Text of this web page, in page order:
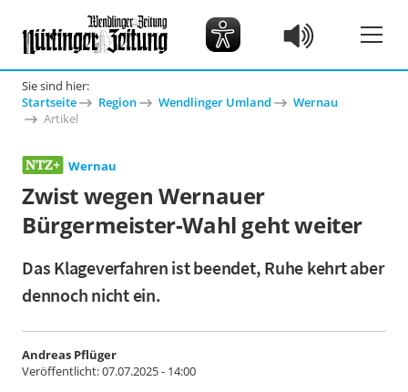
Sie sind hier:
Startseite
Region Wendlinger Umland
Wernau
Artikel
Wernau
Zwist wegen Wernauer
Bürgermeister-Wahl geht weiter
Das Klageverfahren ist beendet, Ruhe kehrt aber
dennoch nicht ein.
Andreas Pflüger
Veröffentlicht:07.07.2025 - 14:00